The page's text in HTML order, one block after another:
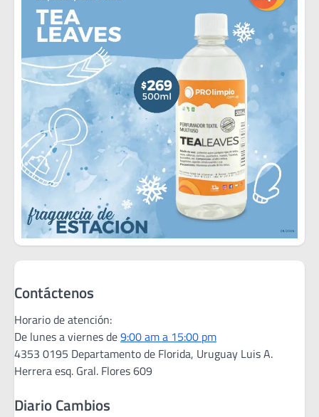
Contáctenos
Horario de atención:
De lunes a viernes de9:00 am a 15:00 pm
4353 0195 Departamento de Florida, Uruguay Luis A.
Herrera esq. Gral. Flores 609
Diario Cambios